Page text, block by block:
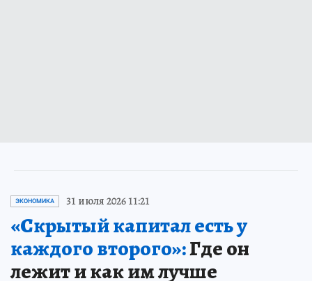
ЭКОНОМИКА 31 июля 2026 11:21
«Скрытый капитал есть у
каждого второго»:Где он
лежит и как им лучше